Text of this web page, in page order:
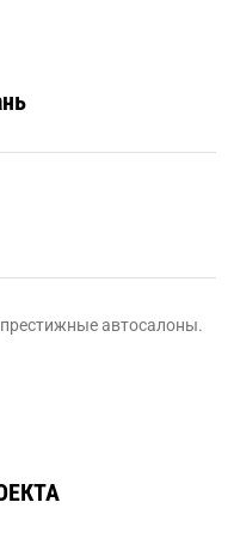
автосалоны.